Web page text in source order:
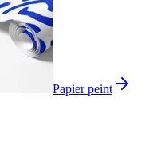
Papier peint